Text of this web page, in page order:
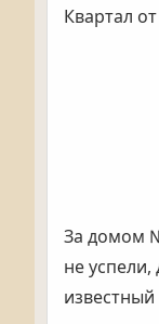
Квартал
За домом
не